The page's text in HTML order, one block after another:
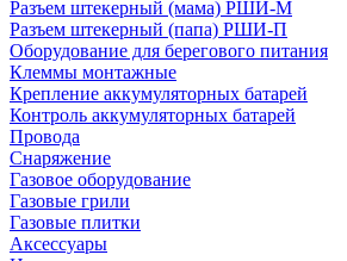
Разъем штекерный (мама) РШИ-М
Разъем штекерный (папа) РШИ-П
Оборудование для берегового питания
Клеммы монтажные
Крепление аккумуляторных батарей
Контроль аккумуляторных батарей
Провода
Снаряжение
Газовое оборудование
Газовые грили
Газовые плитки
Аксессуары